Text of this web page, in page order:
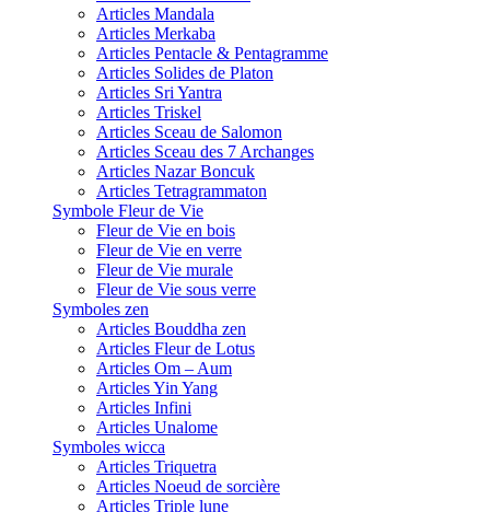
Articles Mandala
Articles Merkaba
Articles Pentacle & Pentagramme
Articles Solides de Platon
Articles Sri Yantra
Articles Triskel
Articles Sceau de Salomon
Articles Sceau des 7 Archanges
Articles Nazar Boncuk
Articles Tetragrammaton
Symbole Fleur de Vie
Fleur de Vie en bois
Fleur de Vie en verre
Fleur de Vie murale
Fleur de Vie sous verre
Symboles zen
Articles Bouddha zen
Articles Fleur de Lotus
Articles Om – Aum
Articles Yin Yang
Articles Infini
Articles Unalome
Symboles wicca
Articles Triquetra
Articles Noeud de sorcière
Articles Triple lune